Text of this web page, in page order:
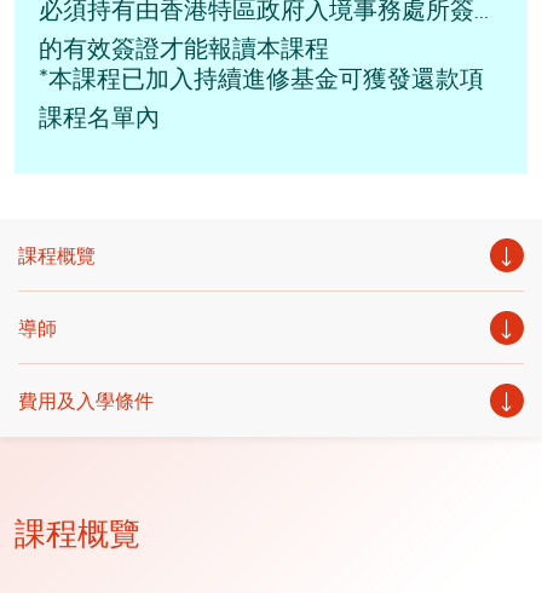
必須持有由香港特區政府入境事務處所簽發
的有效簽證才能報讀本課程
*本課程已加入持續進修基金可獲發還款項
課程名單內
課程概覽
導師
費用及入學條件
課程概覽